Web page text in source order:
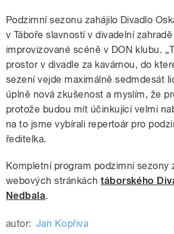
Podzimní sezonu zahájilo Divadlo
v Táboře slavností v divadelní
improvizované scéně v DON klubu.
prostor v divadle za kavárnou, do
sezení vejde maximálně sedmdesát
úplně nová zkušenost a myslím, že
protože budou mít účinkující velmi
na to jsme vybírali repertoár pro
ředitelka.
Kompletní program podzimní sezony
webových stránkáchtáborského
Nedbala.
autor: Jan Kopřiva